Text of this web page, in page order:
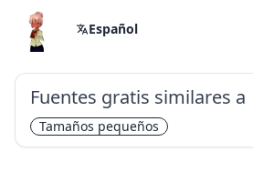
Español
Fuentes gratis similares a
Tamaños pequeños